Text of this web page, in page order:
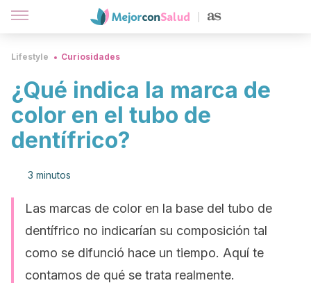
Lifestyle Curiosidades
¿Qué indica la marca de
color en el tubo de
dentífrico?
3 minutos
Las marcas de color en la base del tubo de
dentífrico no indicarían su composición tal
como se difunció hace un tiempo. Aquí te
contamos de qué se trata realmente.